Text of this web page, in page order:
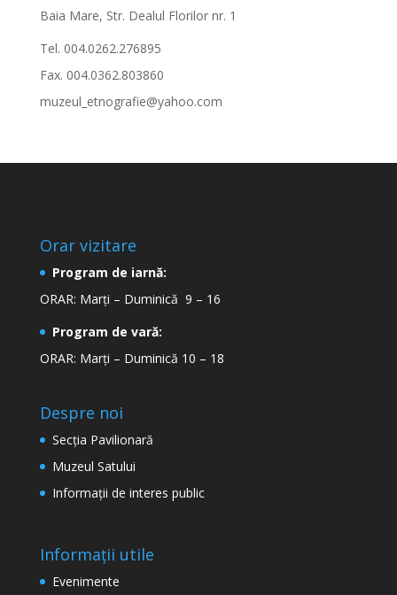
Baia Mare, Str. Dealul Florilor nr. 1
Tel. 004.0262.276895
Fax. 004.0362.803860
muzeul_etnografie@yahoo.com
Orar vizitare
Program de iarnă:
ORAR: Marți – Duminică 9 – 16
Program de vară:
ORAR: Marți – Duminică 10 – 18
Despre noi
Secţia Pavilionară
Muzeul Satului
Informaţii de interes public
Informații utile
Evenimente